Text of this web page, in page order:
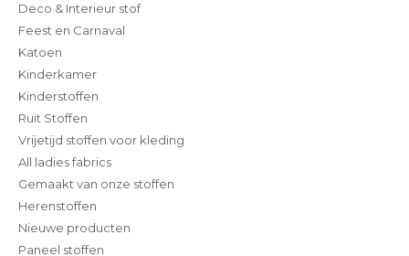
Deco & Interieur stof
Feest en Carnaval
Katoen
Kinderkamer
Kinderstoffen
Ruit Stoffen
Vrijetijd stoffen voor kleding
All ladies fabrics
Gemaakt van onze stoffen
Herenstoffen
Nieuwe producten
Paneel stoffen